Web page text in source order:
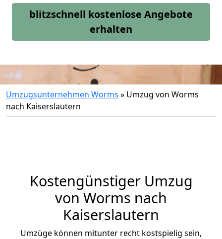
blitzschnell kostenlose Angebote
erhalten
Umzugsunternehmen Worms » Umzug von Worms
nach Kaiserslautern
Kostengünstiger Umzug
von Worms nach
Kaiserslautern
Umzüge können mitunter recht kostspielig sein,